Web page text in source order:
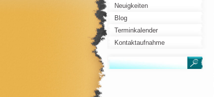
Neuigkeiten
Blog
Terminkalender
Kontaktaufnahme